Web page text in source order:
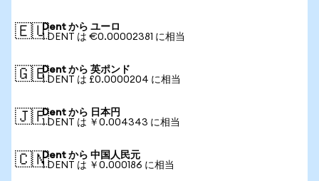
🇪🇺Dent から ユーロ
1 DENT は €0.00002381 に相当
🇬🇧Dent から 英ポンド
1 DENT は £0.0000204 に相当
🇯🇵Dent から 日本円
1 DENT は ￥0.004343 に相当
🇨🇳Dent から 中国人民元
1 DENT は ￥0.000186 に相当